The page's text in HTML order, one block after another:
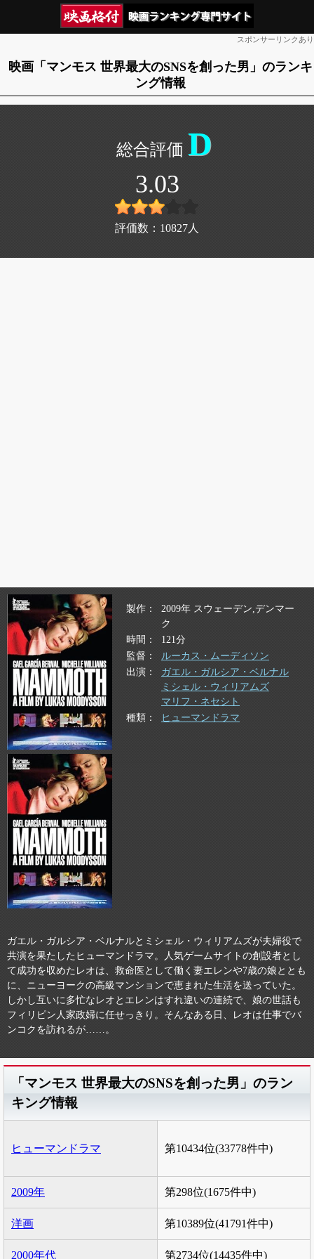
スポンサーリンクあり
映画「マンモス 世界最大のSNSを創った男」のランキ
ング情報
D
3.03
評価数： 10827 人
製作
2009年 スウェーデン,デンマー
ク
時間
121分
監督
ルーカス・ムーディソン
出演
ガエル・ガルシア・ベルナル
ミシェル・ウィリアムズ
マリフ・ネセシト
種類
ヒューマンドラマ
ガエル・ガルシア・ベルナルとミシェル・ウィリアムズが夫婦役で
共演を果たしたヒューマンドラマ。人気ゲームサイトの創設者とし
て成功を収めたレオは、救命医として働く妻エレンや7歳の娘ととも
に、ニューヨークの高級マンションで恵まれた生活を送っていた。
しかし互いに多忙なレオとエレンはすれ違いの連続で、娘の世話も
フィリピン人家政婦に任せっきり。そんなある日、レオは仕事でバ
ンコクを訪れるが……。
「マンモス 世界最大のSNSを創った男」のラン
キング情報
ヒューマンドラマ 第10434位(33778件中)
2009年 第298位(1675件中)
洋画 第10389位(41791件中)
2000年代 第2734位(14435件中)